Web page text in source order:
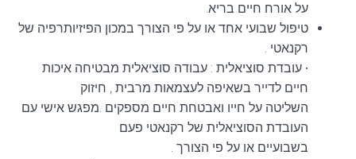
על אורח חיים בריא.
טיפול שבועי אחד או על פי הצורך במכון הפיזיותרפיה של
רקנאטי .
• עובדת סוציאלית : עבודה סוציאלית מבטיחה איכות
חיים לדייר בשאיפה לעצמאות מרבית , חיזוק
השליטה על חייו ואבטחת חיים מספקים .מפגש אישי עם
העובדת הסוציאלית של רקנאטי פעם
בשבועיים או על פי הצורך .